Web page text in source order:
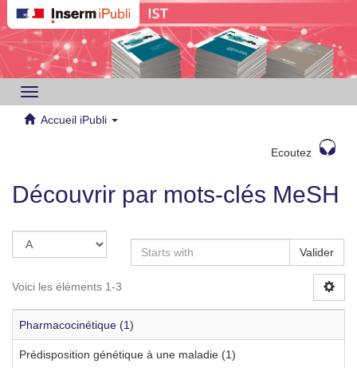
Toggle
navigation
Accueil iPubli
Ecoutez
Découvrir par mots-clés MeSH
Valider
Voici les éléments 1-3
Pharmacocinétique (1)
Prédisposition génétique à une maladie (1)